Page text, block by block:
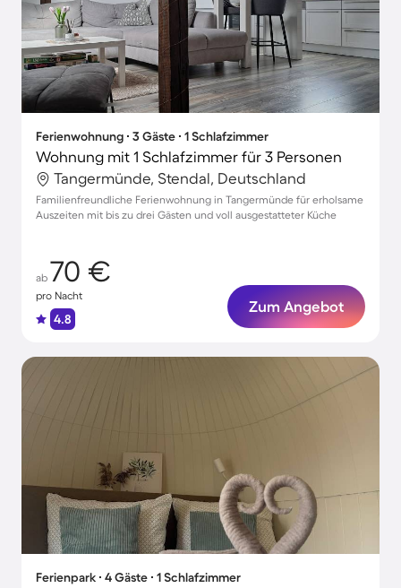
Ferienwohnung ∙ 3 Gäste ∙ 1 Schlafzimmer
Wohnung mit 1 Schlafzimmer für 3 Personen
Tangermünde, Stendal, Deutschland
Familienfreundliche Ferienwohnung in Tangermünde für erholsame
Auszeiten mit bis zu drei Gästen und voll ausgestatteter Küche
ab 70 €
pro Nacht
4.8
Zum Angebot
Ferienpark ∙ 4 Gäste ∙ 1 Schlafzimmer